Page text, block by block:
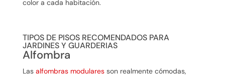
color a cada habitación.
TIPOS DE PISOS RECOMENDADOS PARA
JARDINES Y GUARDERIAS
Alfombra
Las alfombras modularesson realmente cómodas,